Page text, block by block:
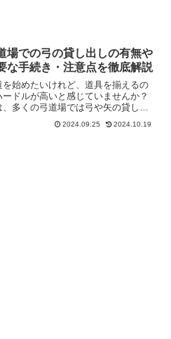
場での弓の貸し出しの有無や
な手続き・注意点を徹底解説
を始めたいけれど、道具を揃えるの
ードルが高いと感じていませんか？
、多くの弓道場では弓や矢の貸し出
験することができます。この記事で
2024.09.25 2024.10.19